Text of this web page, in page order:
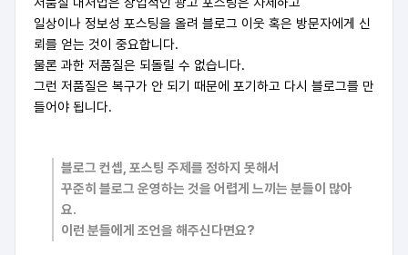
일상이나 정보성 포스팅을 올려 블로그 이웃 혹은 방문자에게 신
뢰를 얻는 것이 중요합니다.
물론 과한 저품질은 되돌릴 수 없습니다.
그런 저품질은 복구가 안 되기 때문에 포기하고 다시 블로그를 만
들어야 됩니다.
블로그 컨셉, 포스팅 주제를 정하지 못해서
꾸준히 블로그 운영하는 것을 어렵게 느끼는 분들이 많아
요.
이런 분들에게 조언을 해주신다면요?